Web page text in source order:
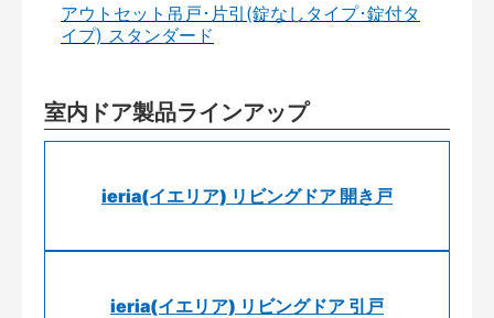
アウトセット吊戸･片引(錠なしタイプ･錠付タ
イプ) スタンダード
室内ドア製品ラインアップ
ieria(イエリア) リビングドア 開き戸
ieria(イエリア) リビングドア 引戸